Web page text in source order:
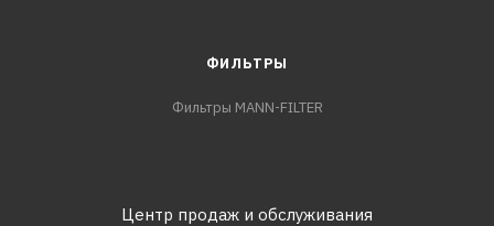
ФИЛЬТРЫ
Фильтры MANN-FILTER
Центр продаж и обслуживания